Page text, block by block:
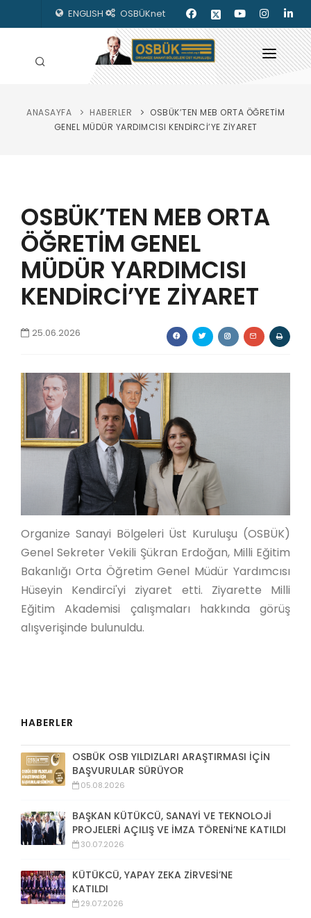
ENGLISH OSBÜKnet
HAKKIMIZDA
KILAVUZLAR
YAYINLARIMIZ
ENERJİ İZLEME
İLETİŞİM
ANASAYFA HABERLER
OSBÜK’TEN MEB ORTA ÖĞRETİM
GENEL MÜDÜR YARDIMCISI KENDİRCİ’YE ZİYARET
OSBÜK’TEN MEB ORTA
ÖĞRETİM GENEL
MÜDÜR YARDIMCISI
KENDİRCİ’YE ZİYARET
25.06.2026
Organize Sanayi Bölgeleri Üst Kuruluşu (OSBÜK)
Genel Sekreter Vekili Şükran Erdoğan, Milli Eğitim
Bakanlığı Orta Öğretim Genel Müdür Yardımcısı
Hüseyin Kendirci'yi ziyaret etti. Ziyarette Milli
Eğitim Akademisi çalışmaları hakkında görüş
alışverişinde bulunuldu.
HABERLER
OSBÜK OSB YILDIZLARI ARAŞTIRMASI İÇİN
BAŞVURULAR SÜRÜYOR
05.08.2026
BAŞKAN KÜTÜKCÜ, SANAYİ VE TEKNOLOJİ
PROJELERİ AÇILIŞ VE İMZA TÖRENİ’NE KATILDI
30.07.2026
KÜTÜKCÜ, YAPAY ZEKA ZİRVESİ’NE
KATILDI
29.07.2026